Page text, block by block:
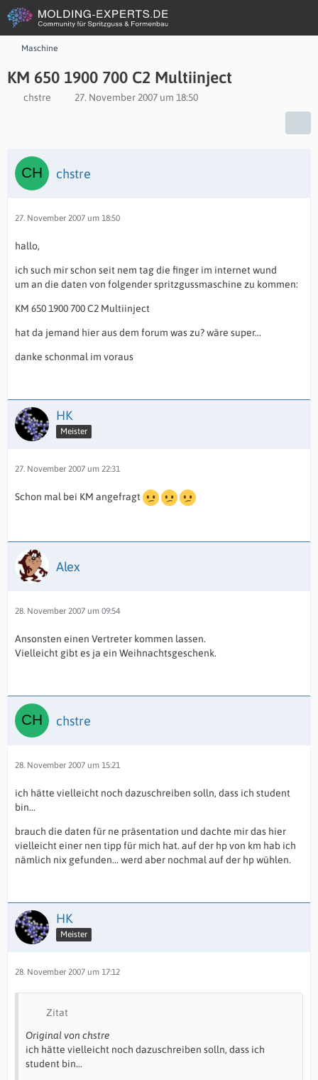
Maschine
KM 650 1900 700 C2 Multiinject
chstre 27. November 2007 um 18:50
chstre
27. November 2007 um 18:50
hallo,
ich such mir schon seit nem tag die finger im internet wund
um an die daten von folgender spritzgussmaschine zu kommen:
KM 650 1900 700 C2 Multiinject
hat da jemand hier aus dem forum was zu? wäre super...
danke schonmal im voraus
HK
Meister
27. November 2007 um 22:31
Schon mal bei KM angefragt
Alex
28. November 2007 um 09:54
Ansonsten einen Vertreter kommen lassen.
Vielleicht gibt es ja ein Weihnachtsgeschenk.
chstre
28. November 2007 um 15:21
ich hätte vielleicht noch dazuschreiben solln, dass ich student
bin...
brauch die daten für ne präsentation und dachte mir das hier
vielleicht einer nen tipp für mich hat. auf der hp von km hab ich
nämlich nix gefunden... werd aber nochmal auf der hp wühlen.
HK
Meister
28. November 2007 um 17:12
Zitat
Original von chstre
ich hätte vielleicht noch dazuschreiben solln, dass ich
student bin...